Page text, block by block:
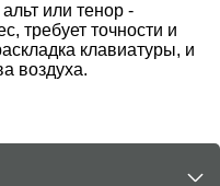
или тенор -
требует точности и
клавиатуры, и
воздуха.